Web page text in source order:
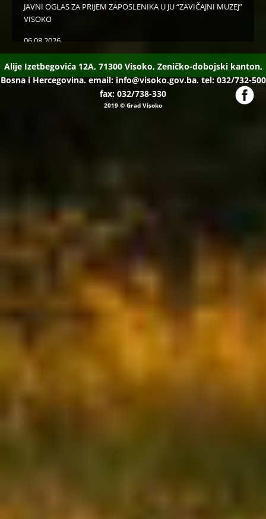
JAVNI OGLAS ZA PRIJEM ZAPOSLENIKA U JU “ZAVIČAJNI MUZEJ”
VISOKO
06.08.2026
Javni poziv za popunu rezervne liste radi učešća u radu u
birački odborima na općim izborima 2026. godine
05.08.2026
Isplaćena novčana podrška za II kvartal proizvođačima
Alije Izetbegovića 12A, 71300 Visoko, Zeničko-dobojski kanton,
Bosna i Hercegovina. email:info@visoko.gov.ba.tel: 032/732-500
fax: 032/738-330
2019 © Grad Visoko